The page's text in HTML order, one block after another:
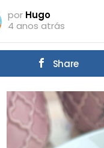
por Hugo
4 anos atrás
Share